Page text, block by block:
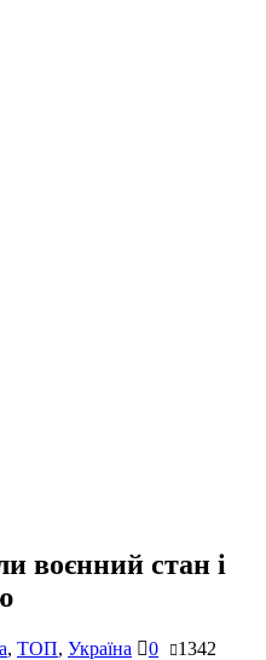
воєнний стан і
, ТОП, Україна 0 1342